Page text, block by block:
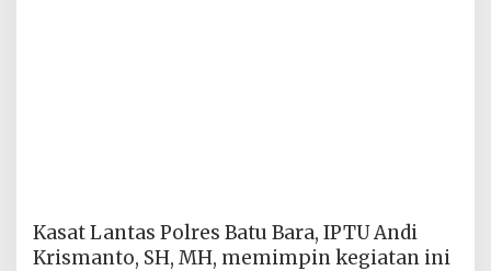
Kasat Lantas Polres Batu Bara, IPTU Andi
Krismanto, SH, MH, memimpin kegiatan ini